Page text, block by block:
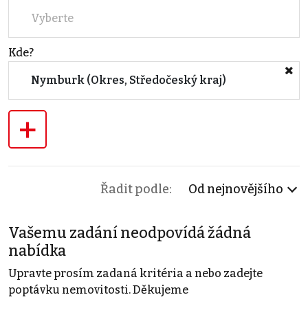
Vyberte
Kde?
Nymburk (Okres, Středočeský kraj)
+
Řadit podle: Od nejnovějšího
Vašemu zadání neodpovídá žádná
nabídka
Upravte prosím zadaná kritéria a nebo zadejte
poptávku nemovitosti. Děkujeme